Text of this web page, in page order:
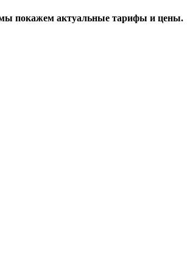
покажем актуальные тарифы и цены.